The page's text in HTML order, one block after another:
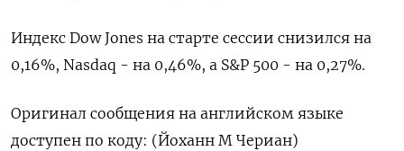
Индекс Dow Jones на старте сессии снизился на
0,16%, Nasdaq - на 0,46%, а S&P 500 - на 0,27%.
Оригинал сообщения на английском языке
доступен по коду: (Йоханн М Чериан)